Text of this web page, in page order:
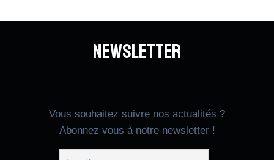
Newsletter
Vous souhaitez suivre nos actualités ?
Abonnez vous à notre newsletter !